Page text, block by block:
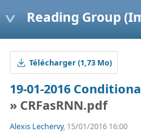
Reading Group
Télécharger (1,73 Mo)
19-01-2016
» CRFasRNN.pdf
Alexis Lechervy, 15/01/2016 16:00